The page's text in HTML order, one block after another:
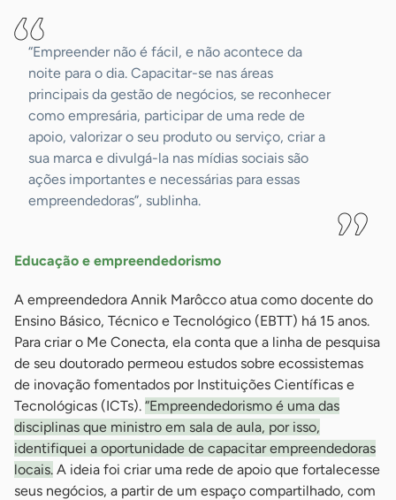
“Empreender não é fácil, e não acontece da
noite para o dia. Capacitar-se nas áreas
principais da gestão de negócios, se reconhecer
como empresária, participar de uma rede de
apoio, valorizar o seu produto ou serviço, criar a
sua marca e divulgá-la nas mídias sociais são
ações importantes e necessárias para essas
empreendedoras”, sublinha.
Educação e empreendedorismo
A empreendedora Annik Marôcco atua como docente do
Ensino Básico, Técnico e Tecnológico (EBTT) há 15 anos.
Para criar o Me Conecta, ela conta que a linha de pesquisa
de seu doutorado permeou estudos sobre ecossistemas
de inovação fomentados por Instituições Científicas e
Tecnológicas (ICTs). “Empreendedorismo é uma das
disciplinas que ministro em sala de aula, por isso,
identifiquei a oportunidade de capacitar empreendedoras
locais. A ideia foi criar uma rede de apoio que fortalecesse
seus negócios, a partir de um espaço compartilhado, com